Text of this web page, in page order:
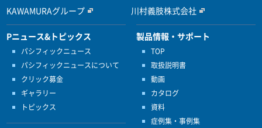
KAWAMURAグループ 川村義肢株式会社
Pニュース&トピックス
パシフィックニュース
パシフィックニュースについて
クリック募金
ギャラリー
トピックス
製品情報・サポート
TOP
取扱説明書
動画
カタログ
資料
症例集・事例集